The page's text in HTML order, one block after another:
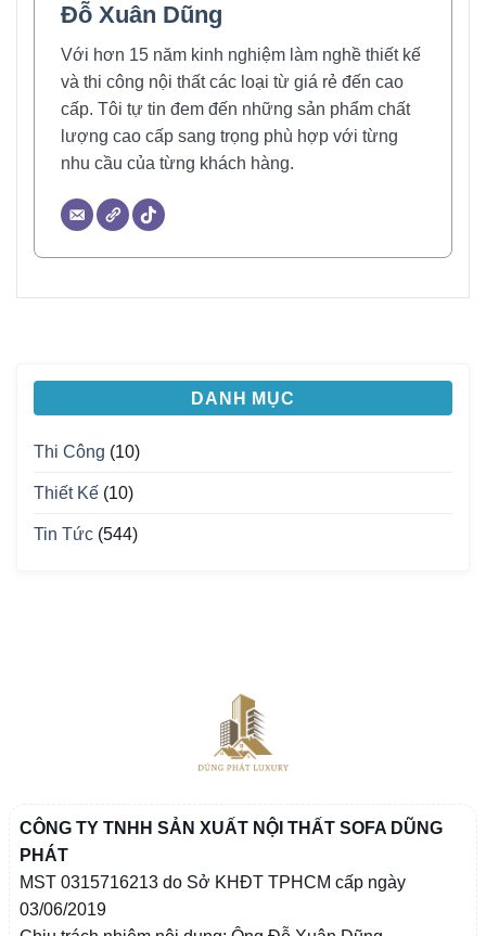
Đỗ Xuân Dũng
Với hơn 15 năm kinh nghiệm làm nghề thiết kế
và thi công nội thất các loại từ giá rẻ đến cao
cấp. Tôi tự tin đem đến những sản phẩm chất
lượng cao cấp sang trọng phù hợp với từng
nhu cầu của từng khách hàng.
DANH MỤC
Thi Công (10)
Thiết Kế (10)
Tin Tức (544)
CÔNG TY TNHH SẢN XUẤT NỘI THẤT SOFA DŨNG
PHÁT
MST 0315716213 do Sở KHĐT TPHCM cấp ngày
03/06/2019